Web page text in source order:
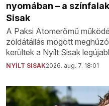
nyomában – a
Sisak
A Paksi Atomerőmű
zöldátállás mögött
kerültek a Nyílt Sisak
NYÍLT SISAK2026. aug. 7. 18:01